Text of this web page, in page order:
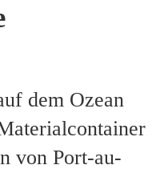
dem Ozean
von Port-au-